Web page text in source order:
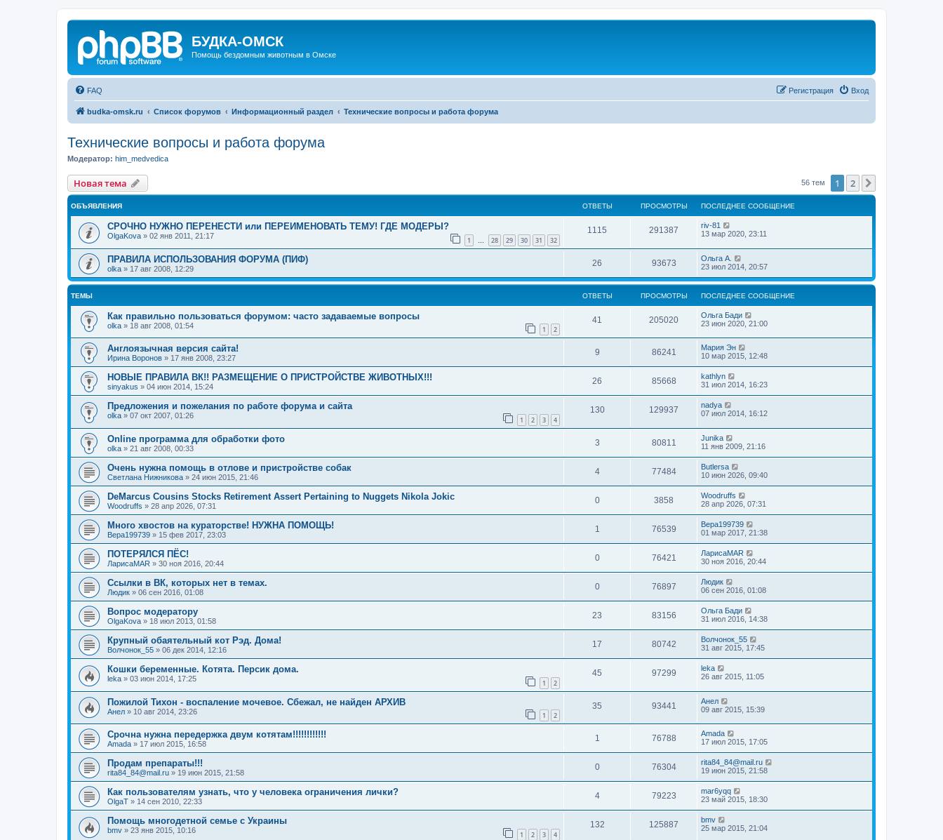
БУДКА-ОМСК
Помощь бездомным животным в Омске
FAQ Вход
Регистрация
budka-omsk.ru Список форумов Информационный раздел Технические вопросы и работа форума
Технические вопросы и работа форума
Модератор: him_medvedica
Новая тема 56 тем 1 2
ОБЪЯВЛЕНИЯ ОТВЕТЫ ПРОСМОТРЫ ПОСЛЕДНЕЕ СООБЩЕНИЕ
СРОЧНО НУЖНО ПЕРЕНЕСТИ или ПЕРЕИМЕНОВАТЬ ТЕМУ! ГДЕ МОДЕРЫ?
OlgaKova » 02 янв 2011, 21:17 1 … 28 29 30 31 32
1115 291387
riv-81
13 мар 2020, 23:11
ПРАВИЛА ИСПОЛЬЗОВАНИЯ ФОРУМА (ПИФ)
olka » 17 авг 2008, 12:29
26 93673
Ольга А.
23 июл 2014, 20:57
ТЕМЫ ОТВЕТЫ ПРОСМОТРЫ ПОСЛЕДНЕЕ СООБЩЕНИЕ
Как правильно пользоваться форумом: часто задаваемые вопросы
olka » 18 авг 2008, 01:54 1 2
41 205020
Ольга Бади
23 июн 2020, 21:00
Англоязычная версия сайта!
Ирина Воронов » 17 янв 2008, 23:27
9 86241
Мария Эн
10 мар 2015, 12:48
НОВЫЕ ПРАВИЛА ВК!! РАЗМЕЩЕНИЕ О ПРИСТРОЙСТВЕ ЖИВОТНЫХ!!!
sinyakus » 04 июн 2014, 15:24
26 85668
kathlyn
31 июл 2014, 16:23
Предложения и пожелания по работе форума и сайта
olka » 07 окт 2007, 01:26 1 2 3 4
130 129937
nadya
07 июл 2014, 16:12
Online программа для обработки фото
olka » 21 авг 2008, 00:33
3 80811
Junika
11 янв 2009, 21:16
Очень нужна помощь в отлове и пристройстве собак
Светлана Нижникова » 24 июн 2015, 21:46
4 77484
Butlersa
10 июн 2026, 09:40
DeMarcus Cousins Stocks Retirement Assert Pertaining to Nuggets Nikola Jokic
Woodruffs » 28 апр 2026, 07:31
0 3858
Woodruffs
28 апр 2026, 07:31
Много хвостов на кураторстве! НУЖНА ПОМОЩЬ!
Вера199739 » 15 фев 2017, 23:03
1 76539
Вера199739
01 мар 2017, 21:38
ПОТЕРЯЛСЯ ПЁС!
ЛарисаMAR » 30 ноя 2016, 20:44
0 76421
ЛарисаMAR
30 ноя 2016, 20:44
Ссылки в ВК, которых нет в темах.
Людик » 06 сен 2016, 01:08
0 76897
Людик
06 сен 2016, 01:08
Вопрос модератору
OlgaKova » 18 июл 2013, 01:58
23 83156
Ольга Бади
31 июл 2016, 14:38
Крупный обаятельный кот Рэд. Дома!
Волчонок_55 » 06 дек 2014, 12:16
17 80742
Волчонок_55
31 авг 2015, 17:45
Кошки беременные. Котята. Персик дома.
leka » 03 июн 2014, 17:25 1 2
45 97299
leka
26 авг 2015, 11:05
Пожилой Тихон - воспаление мочевое. Сбежал, не найден АРХИВ
Анел » 10 авг 2014, 23:26 1 2
35 93441
Анел
09 авг 2015, 15:39
Срочна нужна передержка двум котятам!!!!!!!!!!!!
Amada » 17 июл 2015, 16:58
1 76788
Amada
17 июл 2015, 17:05
Продам препараты!!!
rita84_84@mail.ru » 19 июн 2015, 21:58
0 76304
rita84_84@mail.ru
19 июн 2015, 21:58
Как пользователям узнать, что у человека ограничения лички?
OlgaT » 14 сен 2010, 22:33
4 79223
mar6yqq
23 май 2015, 18:30
Помощь многодетной семье с Украины
bmv » 23 янв 2015, 10:16 1 2 3 4
132 125887
bmv
25 мар 2015, 21:04